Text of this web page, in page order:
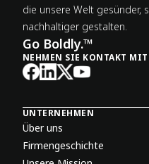
die unsere Welt gesünder,
nachhaltiger gestalten.
Go Boldly.™
NEHMEN SIE KONTAKT MIT
UNTERNEHMEN
Über uns
Firmengeschichte